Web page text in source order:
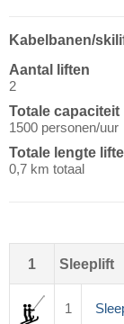
Kabelbanen/​
Aantal liften
2
Totale capaciteit
1500 personen/uur
Totale lengte
0,7 km totaal
1 Sleeplift
1